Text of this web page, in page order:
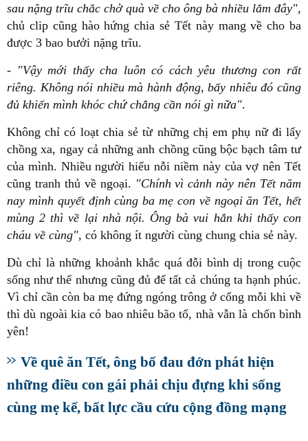
sau nặng trĩu chắc chở quà về cho ông bà nhiều lắm đây",
chủ clip cũng hào hứng chia sẻ Tết này mang về cho ba
được 3 bao bưởi nặng trĩu.
- "Vậy mới thấy cha luôn có cách yêu thương con rất
riêng. Không nói nhiều mà hành động, bấy nhiêu đó cũng
đủ khiến mình khóc chứ chẳng cần nói gì nữa".
Không chỉ có loạt chia sẻ từ những chị em phụ nữ đi lấy
chồng xa, ngay cả những anh chồng cũng bộc bạch tâm tư
của mình. Nhiều người hiểu nỗi niềm này của vợ nên Tết
cũng tranh thủ về ngoại. "Chính vì cảnh này nên Tết năm
nay mình quyết định cùng ba mẹ con về ngoại ăn Tết, hết
mùng 2 thì về lại nhà nội. Ông bà vui hẳn khi thấy con
cháu về cùng", có không ít người cùng chung chia sẻ này.
Dù chỉ là những khoảnh khắc quá đỗi bình dị trong cuộc
sống như thế nhưng cũng đủ để tất cả chúng ta hạnh phúc.
Vì chỉ cần còn ba mẹ đứng ngóng trông ở cổng mỗi khi về
thì dù ngoài kia có bao nhiêu bão tố, nhà vẫn là chốn bình
yên!
Về quê ăn Tết, ông bố đau đớn phát hiện
những điều con gái phải chịu đựng khi sống
cùng mẹ kế, bất lực cầu cứu cộng đồng mạng